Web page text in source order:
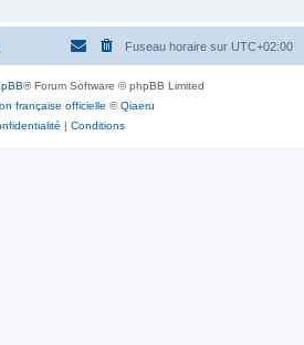
Fuseau horaire sur UTC+02:00
® Forum Software © phpBB Limited
française officielle ©Qiaeru
| Conditions